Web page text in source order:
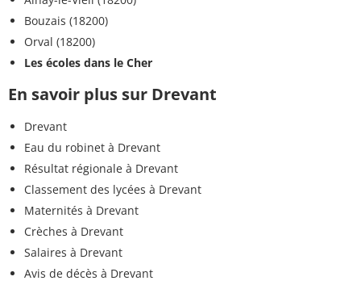
Bouzais (18200)
Orval (18200)
Les écoles dans le Cher
En savoir plus sur Drevant
Drevant
Eau du robinet à Drevant
Résultat régionale à Drevant
Classement des lycées à Drevant
Maternités à Drevant
Crèches à Drevant
Salaires à Drevant
Avis de décès à Drevant